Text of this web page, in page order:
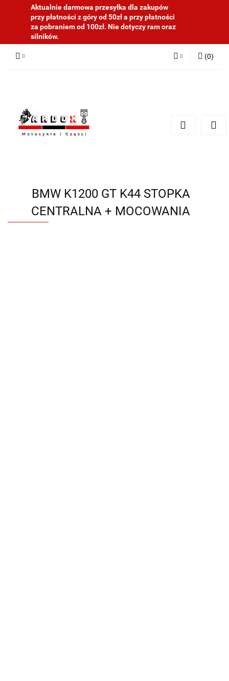
Aktualnie darmowa przesyłka dla zakupów
przy płatności z góry od 50zł a przy płatności
za pobraniem od 100zł. Nie dotyczy ram oraz
silników.
(0)
BMW K1200 GT K44 STOPKA
CENTRALNA + MOCOWANIA